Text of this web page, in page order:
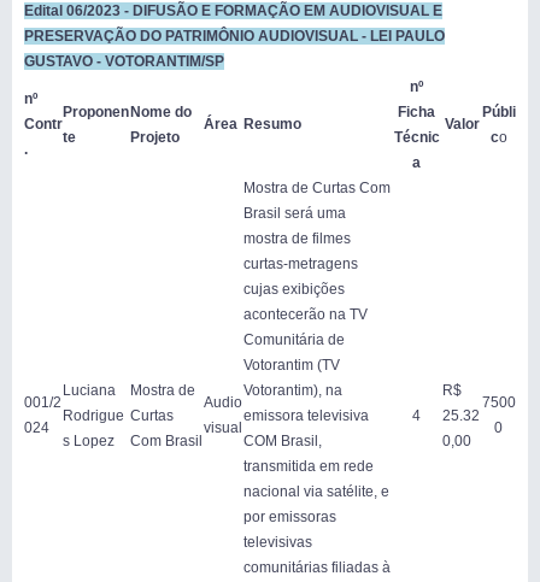
Edital 06/2023 - DIFUSÃO E FORMAÇÃO EM AUDIOVISUAL E
PRESERVAÇÃO DO PATRIMÔNIO AUDIOVISUAL - LEI PAULO
GUSTAVO - VOTORANTIM/SP
nº
Contr
.
Proponen
te
Nome do
Projeto
Área Resumo
nº
Ficha
Técnic
a
Valor
Públi
co
001/2
024
Luciana
Rodrigue
s Lopez
Mostra de
Curtas
Com Brasil
Audio
visual
Mostra de Curtas Com
Brasil será uma
mostra de filmes
curtas-metragens
cujas exibições
acontecerão na TV
Comunitária de
Votorantim (TV
Votorantim), na
emissora televisiva
COM Brasil,
transmitida em rede
nacional via satélite, e
por emissoras
televisivas
comunitárias filiadas à
4
R$
25.32
0,00
7500
0